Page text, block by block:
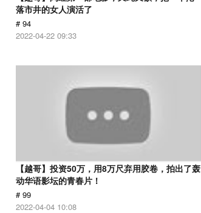
落市井的女人演活了
# 94
2022-04-22 09:33
【越哥】投资50万，用8万尺弃用胶卷，拍出了轰
动华语影坛的青春片！
# 99
2022-04-04 10:08